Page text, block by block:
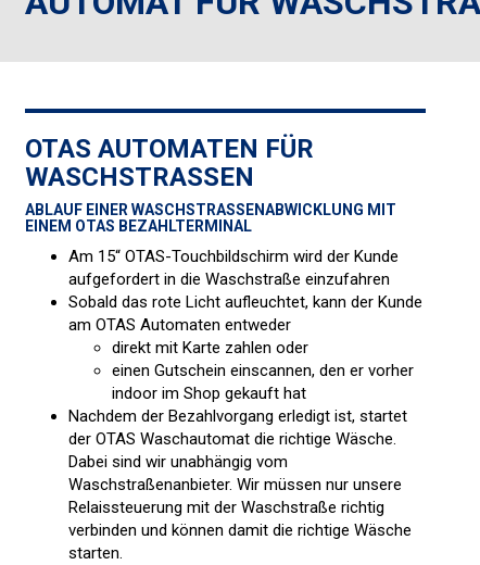
OTAS AUTOMATEN FÜR
WASCHSTRASSEN
ABLAUF EINER WASCHSTRASSENABWICKLUNG MIT E
INEM OTAS BEZAHLTERMINAL
Am 15“ OTAS-Touchbildschirm wird der Kunde
aufgefordert in die Waschstraße einzufahren
Sobald das rote Licht aufleuchtet, kann der Kunde
am OTAS Automaten entweder
direkt mit Karte zahlen oder
einen Gutschein einscannen, den er vorher
indoor im Shop gekauft hat
Nachdem der Bezahlvorgang erledigt ist, startet
der OTAS Waschautomat die richtige Wäsche.
Dabei sind wir unabhängig vom
Waschstraßenanbieter. Wir müssen nur unsere
Relaissteuerung mit der Waschstraße richtig
verbinden und können damit die richtige Wäsche
starten.